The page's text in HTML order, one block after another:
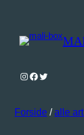
Instagram
Facebook
Twitter
Forside /alle